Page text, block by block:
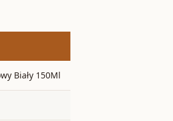
Biały 150Ml